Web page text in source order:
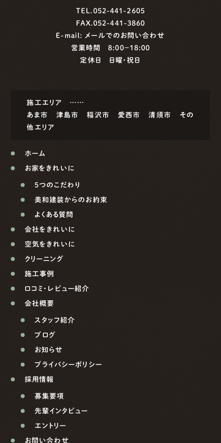
TEL.052-441-2605
FAX.052-441-3860
E-mail: メールでのお問い合わせ
営業時間 8:00−18:00
定休日 日曜・祝日
施工エリア ……
あま市
津島市 稲沢市 愛西市 清須市
その
他エリア
ホーム
お家をきれいに
5つのこだわり
美和建装からのお約束
よくある質問
会社をきれいに
空気をきれいに
クリーニング
施工事例
口コミ・レビュー紹介
会社概要
スタッフ紹介
ブログ
お知らせ
プライバシーポリシー
採用情報
募集要項
先輩インタビュー
エントリー
お問い合わせ